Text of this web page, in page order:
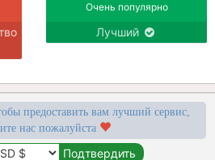
Очень популярно
Лучший
предоставить вам лучший сервис,
нас пожалуйста